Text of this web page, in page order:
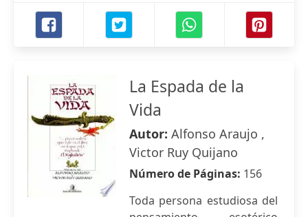
La Espada de la
Vida
Autor: Alfonso Araujo ,
Victor Ruy Quijano
Número de Páginas: 156
Toda persona estudiosa del